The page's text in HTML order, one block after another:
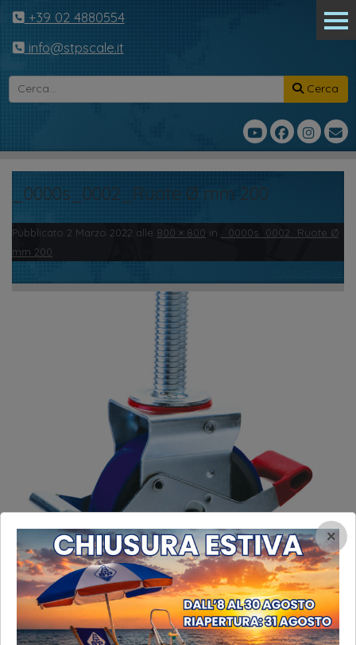
+39 02 4880554
info@stpscale.it
Cerca
_0000s_0002_Ruote Ø mm 200
Pubblicato 2 Marzo 2022 alle 800 × 800 in
_0000s_0002_Ruote Ø
mm 200
Ruote Ø mm 200
×